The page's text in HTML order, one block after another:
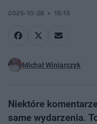
2025-10-28 15:13
Michał Winiarczyk
Niektóre
same wydarzenia.